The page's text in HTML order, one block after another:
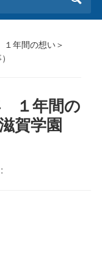
１年間の想い＞
１年間の
賀学園